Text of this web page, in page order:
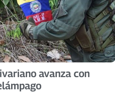
avanza con